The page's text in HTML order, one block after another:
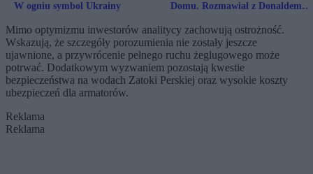
W ogniu symbol Ukrainy
Domu. Rozmawiał z Donaldem
Mimo optymizmu inwestorów analitycy zachowują ostrożność.
Wskazują, że szczegóły porozumienia nie zostały jeszcze
ujawnione, a przywrócenie pełnego ruchu żeglugowego może
potrwać. Dodatkowym wyzwaniem pozostają kwestie
bezpieczeństwa na wodach Zatoki Perskiej oraz wysokie koszty
ubezpieczeń dla armatorów.
Reklama
Reklama